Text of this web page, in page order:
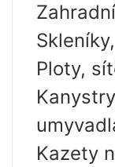
Ploty,
Kazety